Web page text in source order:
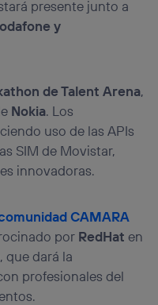
presente junto a
y
de Talent Arena,
Nokia. Los
uso de las APIs
SIM de Movistar,
innovadoras.
CAMARA
por RedHaten
que dará la
profesionales del